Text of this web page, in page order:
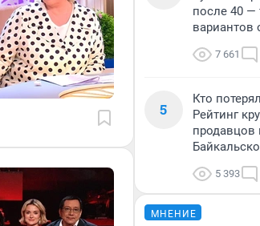
после 40 —
вариантов
7 661
5
Кто
Рейтинг
продавцов
5 393
МНЕНИЕ